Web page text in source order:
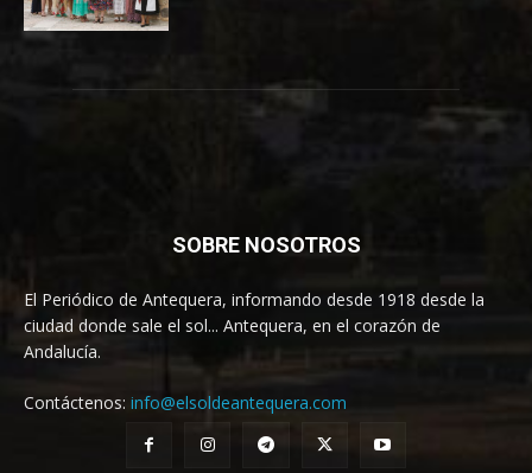
SOBRE NOSOTROS
El Periódico de Antequera, informando desde 1918 desde la
ciudad donde sale el sol... Antequera, en el corazón de
Andalucía.
Contáctenos: info@elsoldeantequera.com